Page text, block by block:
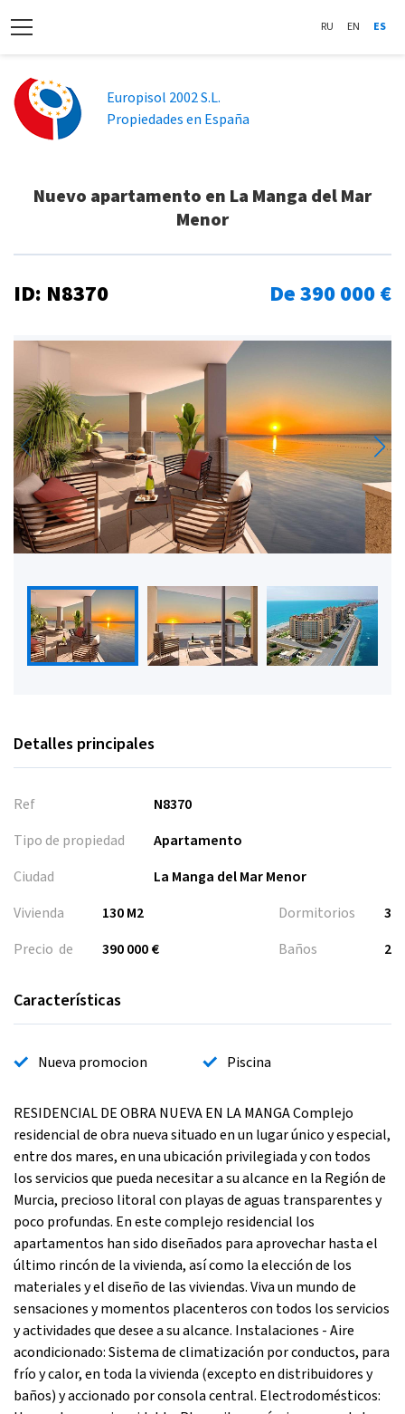
RU EN ES
Europisol 2002 S.L.
Propiedades en España
Nuevo apartamento en La Manga del Mar
Menor
ID: N8370 De 390 000 €
Detalles principales
Ref
N8370
Tipo de propiedad
Apartamento
Ciudad
La Manga del Mar Menor
Vivienda
130 M2
Precio de
390 000 €
Dormitorios
3
Baños
2
Características
Nueva promocion Piscina
RESIDENCIAL DE OBRA NUEVA EN LA MANGA Complejo
residencial de obra nueva situado en un lugar único y especial,
entre dos mares, en una ubicación privilegiada y con todos
los servicios que pueda necesitar a su alcance en la Región de
Murcia, precioso litoral con playas de aguas transparentes y
poco profundas. En este complejo residencial los
apartamentos han sido diseñados para aprovechar hasta el
último rincón de la vivienda, así como la elección de los
materiales y el diseño de las viviendas. Viva un mundo de
sensaciones y momentos placenteros con todos los servicios
y actividades que desee a su alcance. Instalaciones - Aire
acondicionado: Sistema de climatización por conductos, para
frío y calor, en toda la vivienda (excepto en distribuidores y
baños) y accionado por consola central. Electrodomésticos: